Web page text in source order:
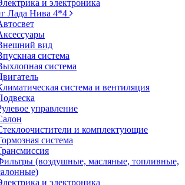
и электроника
Лада Нива 4*4
вид
система
система
система и вентиляция
управление
и комплектующие
система
(воздушные, масляные, топливные,
и электроника